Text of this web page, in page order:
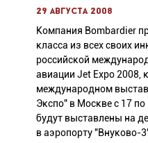
29 августа 2008
Компания Bombardier
класса из всех своих
российской
авиации Jet Expo 2008,
международном
Экспо" в Москве с 17
будут выставлены на
в аэропорту "Внуково-